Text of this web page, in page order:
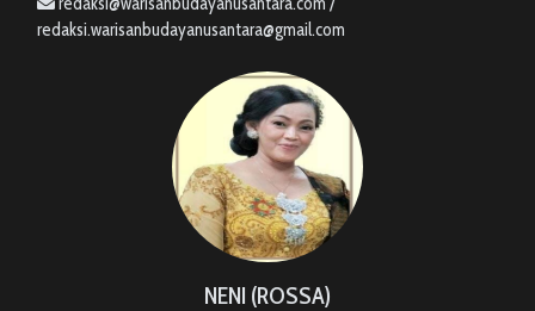
redaksi.warisanbudayanusantara@gmail.com
NENI (ROSSA)